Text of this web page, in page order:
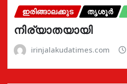
ഇരിങ്ങാലക്കുട തൃശൂർ
നിര്യാതയായി
irinjalakudatimes.com